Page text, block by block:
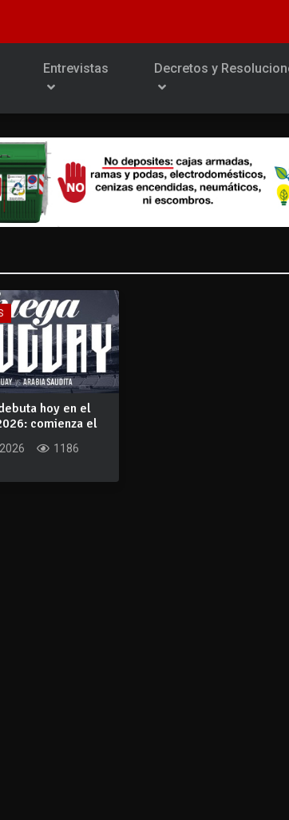
Entrevistas Decretos y
hoy en el
comienza el
1186